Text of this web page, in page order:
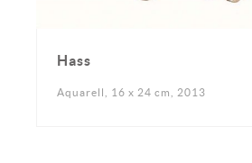
Hass
Aquarell, 16 x 24 cm, 2013